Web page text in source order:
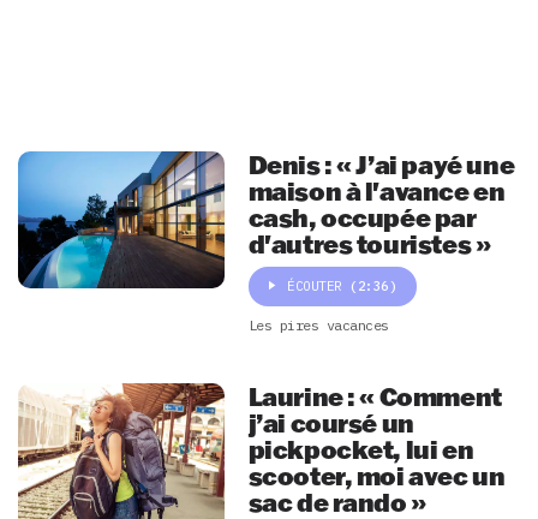
Denis : « J’ai payé une
maison à l'avance en
cash, occupée par
d'autres touristes »
ÉCOUTER (2:36)
Les pires vacances
Laurine : « Comment
j’ai coursé un
pickpocket, lui en
scooter, moi avec un
sac de rando »